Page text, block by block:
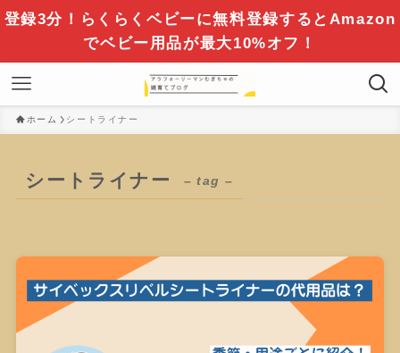
登録3分！らくらくベビーに無料登録するとAmazon
でベビー用品が最大10%オフ！
ホーム シートライナー
シートライナー – tag –